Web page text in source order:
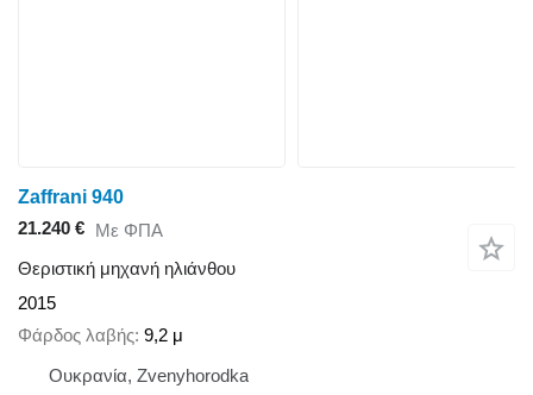
Zaffrani 940
21.240 € Με ΦΠΑ
Θεριστική μηχανή ηλιάνθου
2015
Φάρδος λαβής 9,2 μ
Ουκρανία, Zvenyhorodka